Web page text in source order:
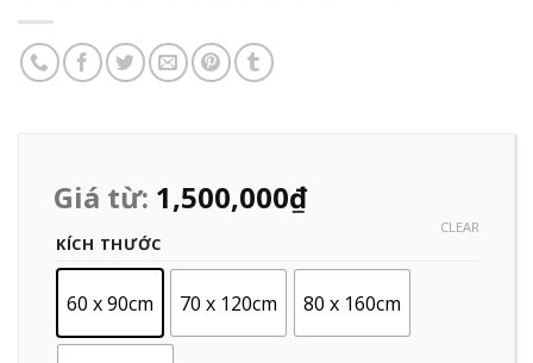
Giá từ: 1,500,000₫
KÍCH THƯỚC
60 x 90cm 70 x 120cm 80 x 160cm
CLEAR